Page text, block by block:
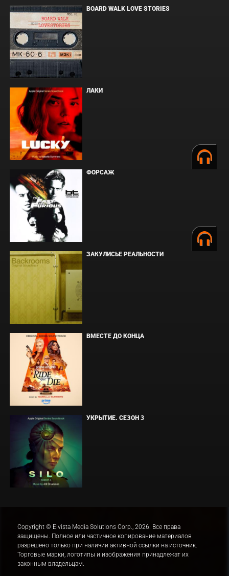
BOARD WALK LOVE STORIES
ЛАКИ
ФОРСАЖ
ЗАКУЛИСЬЕ РЕАЛЬНОСТИ
ВМЕСТЕ ДО КОНЦА
УКРЫТИЕ. СЕЗОН 3
Copyright © Elvista Media Solutions Corp., 2026. Все права
защищены. Полное или частичное копирование материалов
разрешено только при наличии активной ссылки на источник.
Торговые марки, логотипы и изображения принадлежат их
законным владельцам.